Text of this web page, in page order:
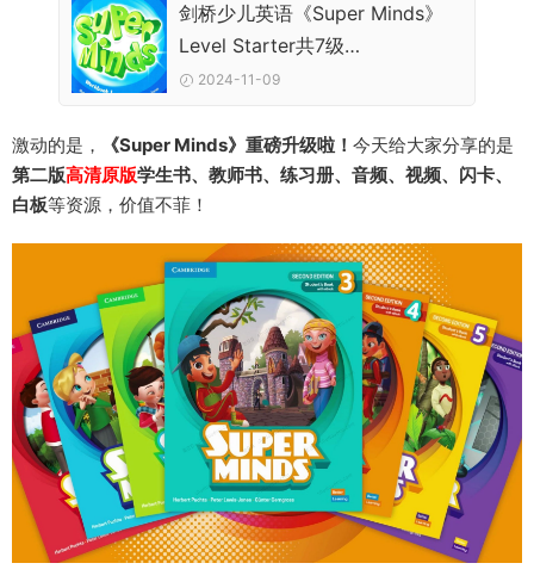
剑桥少儿英语《Super Minds》
Level Starter共7级
PDF+MP3+MP4
2024-11-09
激动的是， 《Super Minds》重磅升级啦！ 今天给大家分享的是
第二版高清原版学生书、教师书、练习册、音频、视频、闪卡、
白板等资源，价值不菲！